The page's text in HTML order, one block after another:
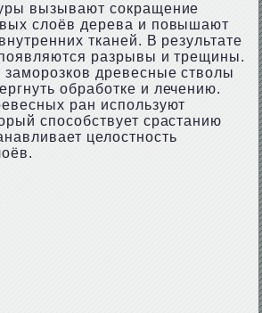
вызывают сокращение
слоёв дерева и повышают
тканей. В результате
разрывы и трещины.
древесные стволы
обработке и лечению.
ран используют
способствует срастанию
целостность